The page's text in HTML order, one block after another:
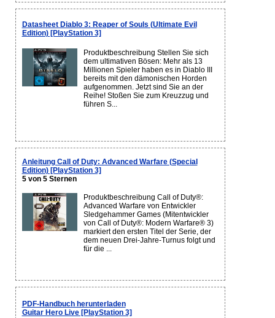
Datasheet Diablo 3: Reaper of Souls (Ultimate Evil
Edition) [PlayStation 3]
Produktbeschreibung Stellen Sie sich
dem ultimativen Bösen: Mehr als 13
Millionen Spieler haben es in Diablo III
bereits mit den dämonischen Horden
aufgenommen. Jetzt sind Sie an der
Reihe! Stoßen Sie zum Kreuzzug und
führen S...
Anleitung Call of Duty: Advanced Warfare (Special
Edition) [PlayStation 3]
5 von 5 Sternen
Produktbeschreibung Call of Duty®:
Advanced Warfare von Entwickler
Sledgehammer Games (Mitentwickler
von Call of Duty®: Modern Warfare® 3)
markiert den ersten Titel der Serie, der
dem neuen Drei-Jahre-Turnus folgt und
für die ...
PDF-Handbuch herunterladen
Guitar Hero Live [PlayStation 3]